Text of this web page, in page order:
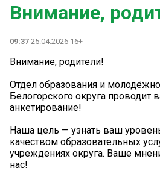
Внимание,
09:37 25.04.2026 16+
Внимание, родители!
Отдел образования и
Белогорского округа проводит
анкетирование!
Наша цель — узнать ваш
качеством образовательных
учреждениях округа. Ваше
нас!